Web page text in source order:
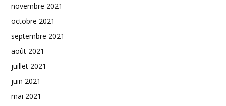
novembre 2021
octobre 2021
septembre 2021
août 2021
juillet 2021
juin 2021
mai 2021